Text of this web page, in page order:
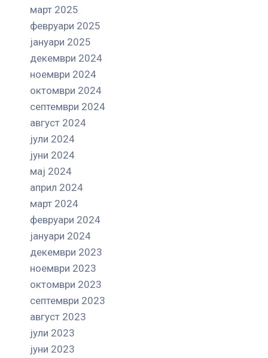
март 2025
февруари 2025
јануари 2025
декември 2024
ноември 2024
октомври 2024
септември 2024
август 2024
јули 2024
јуни 2024
мај 2024
април 2024
март 2024
февруари 2024
јануари 2024
декември 2023
ноември 2023
октомври 2023
септември 2023
август 2023
јули 2023
јуни 2023